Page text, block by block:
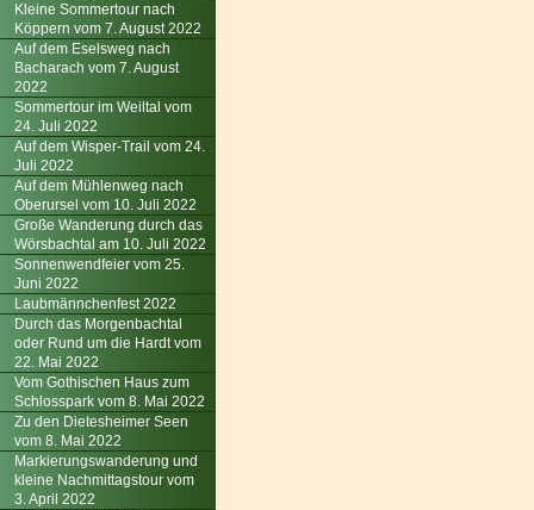
Kleine Sommertour nach
Köppern vom 7. August 2022
Auf dem Eselsweg nach
Bacharach vom 7. August
2022
Sommertour im Weiltal vom
24. Juli 2022
Auf dem Wisper-Trail vom 24.
Juli 2022
Auf dem Mühlenweg nach
Oberursel vom 10. Juli 2022
Große Wanderung durch das
Wörsbachtal am 10. Juli 2022
Sonnenwendfeier vom 25.
Juni 2022
Laubmännchenfest 2022
Durch das Morgenbachtal
oder Rund um die Hardt vom
22. Mai 2022
Vom Gothischen Haus zum
Schlosspark vom 8. Mai 2022
Zu den Dietesheimer Seen
vom 8. Mai 2022
Markierungswanderung und
kleine Nachmittagstour vom
3. April 2022